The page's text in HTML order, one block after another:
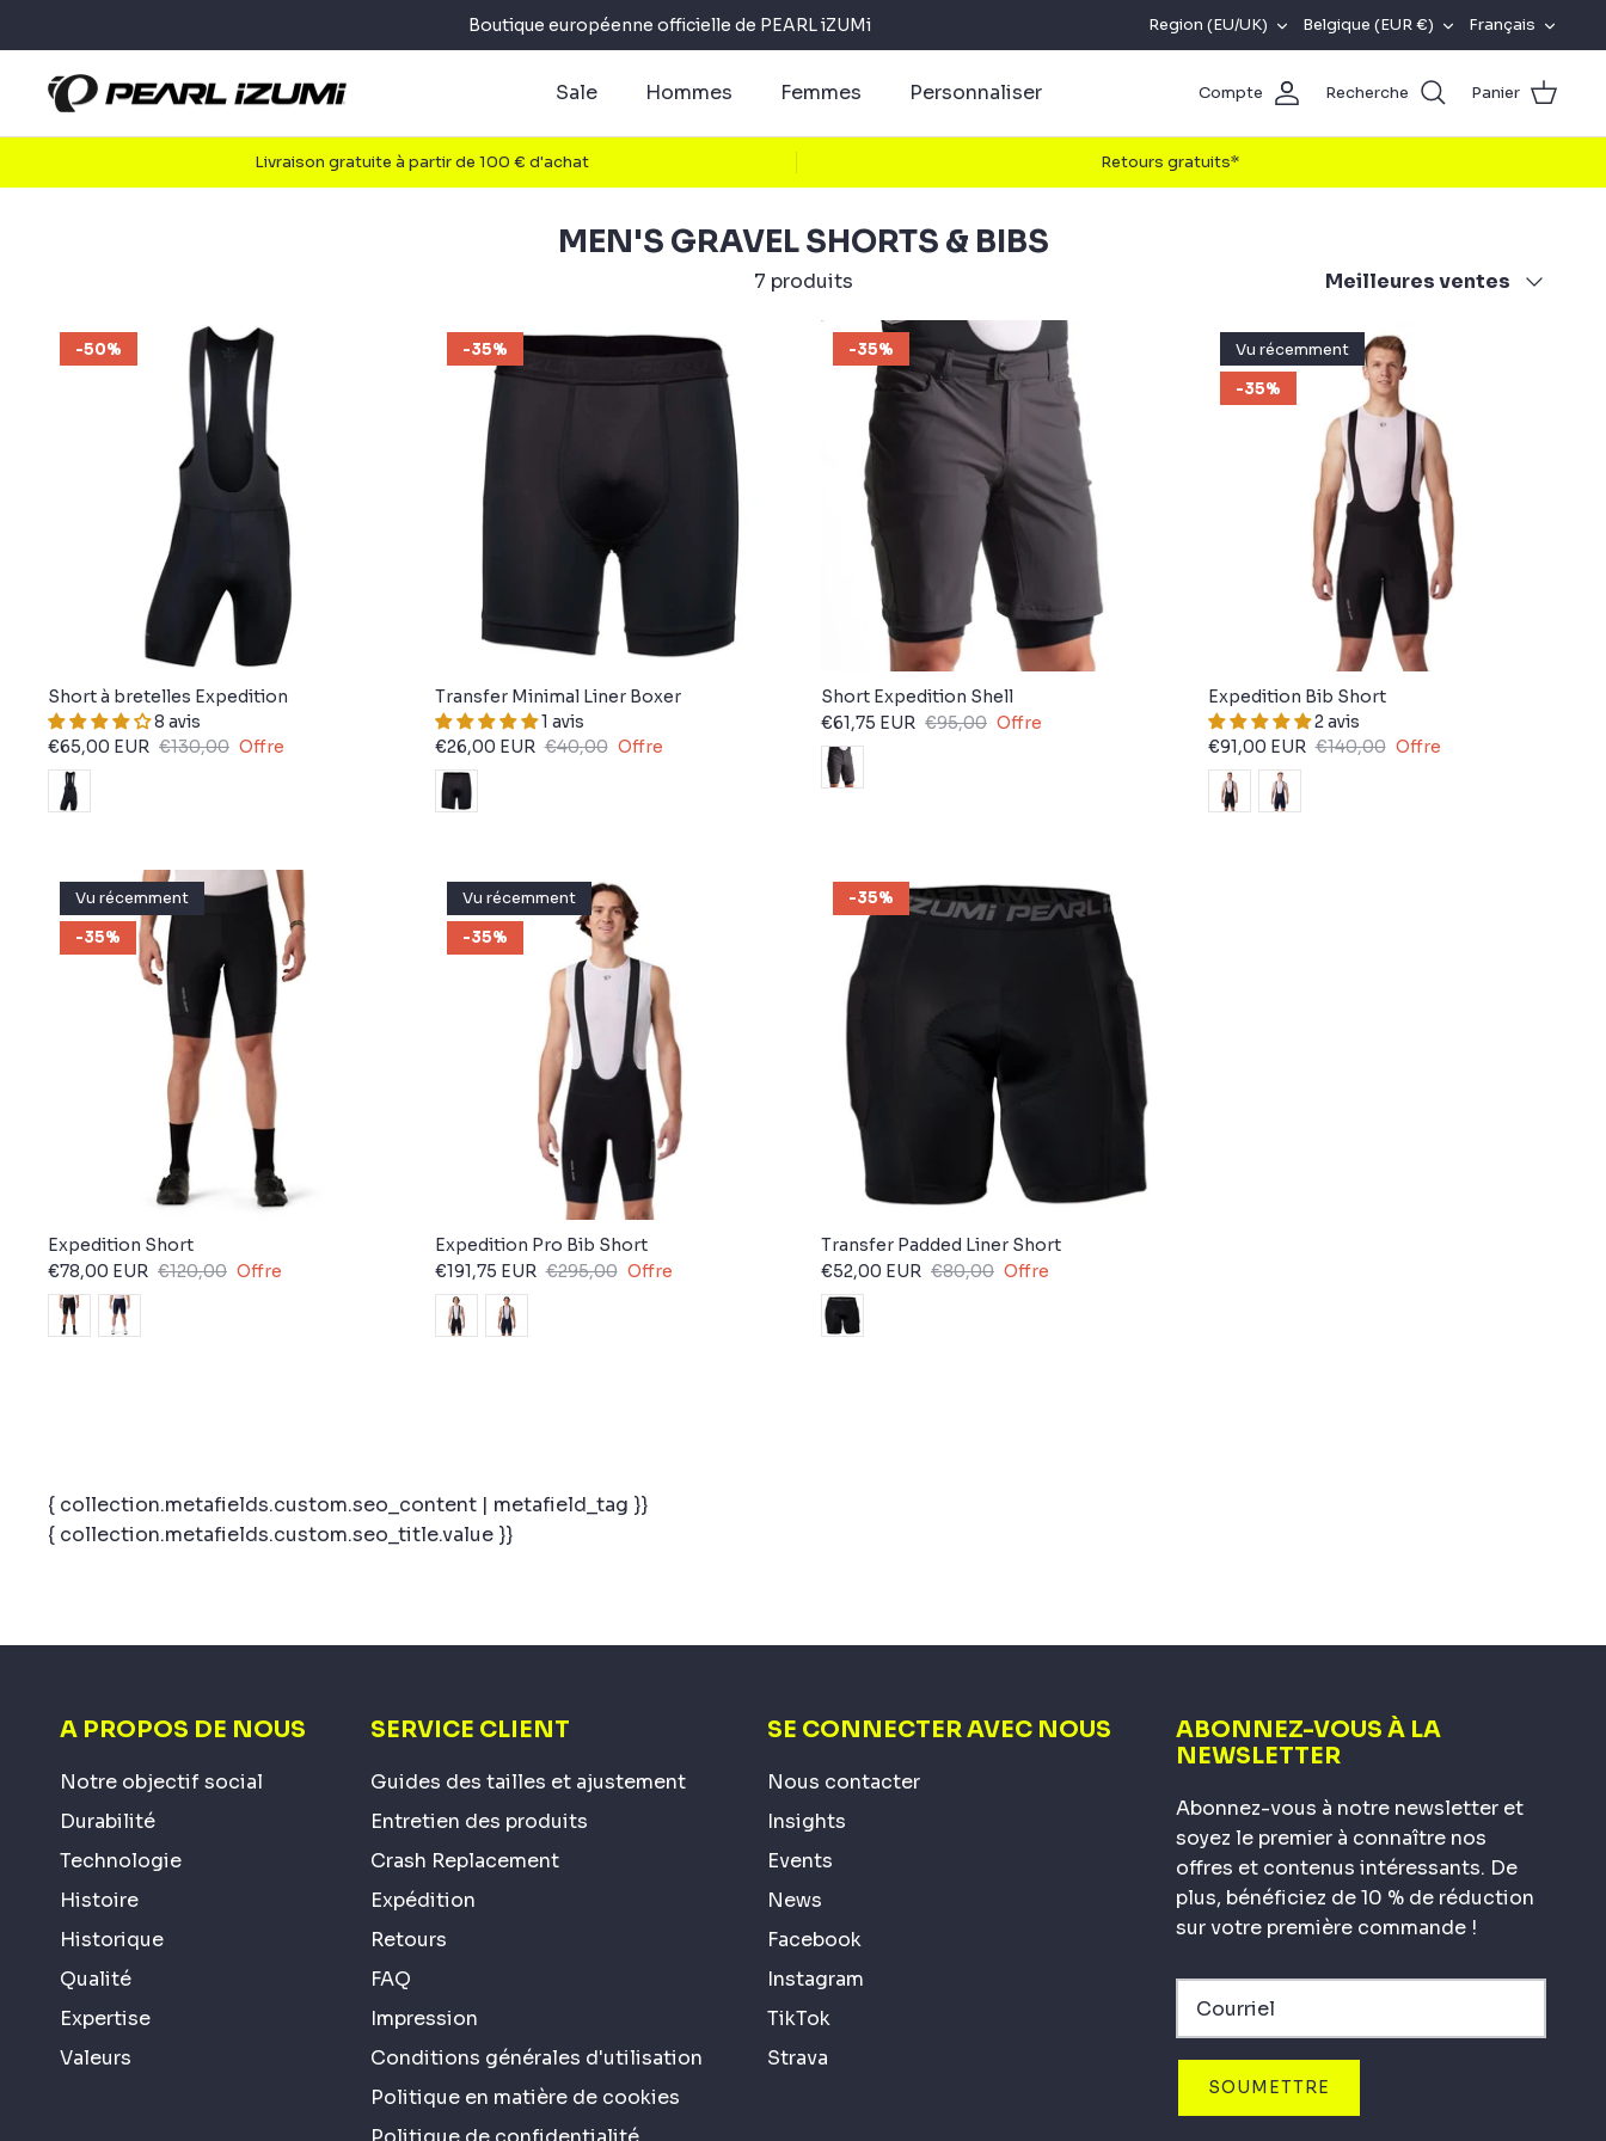
contenu
Boutique européenne officielle de PEARL iZUMi
REGION
(EU/UK)
Region (EU/UK) DEVISE
Belgique (EUR €) Français
Sale Hommes Femmes Personnaliser Compte Recherche Panier
Livraison gratuite à partir de 100 € d'achat Retours gratuits*
MEN'S GRAVEL SHORTS & BIBS
7 produits
Trier
Meilleures ventes
-50%
Short à bretelles Expedition
8 avis
€65,00 EUR €130,00 Offre
-35%
Transfer Minimal Liner Boxer
1 avis
€26,00 EUR €40,00 Offre
-35%
Short Expedition Shell
€61,75 EUR €95,00 Offre
Vu récemment
-35%
Expedition Bib Short
2 avis
€91,00 EUR €140,00 Offre
Vu récemment
-35%
Expedition Short
€78,00 EUR €120,00 Offre
Vu récemment
-35%
Expedition Pro Bib Short
€191,75 EUR €295,00 Offre
-35%
Transfer Padded Liner Short
€52,00 EUR €80,00 Offre
{ collection.metafields.custom.seo_content | metafield_tag }}
{ collection.metafields.custom.seo_title.value }}
A PROPOS DE NOUS
Notre objectif social
Durabilité
Technologie
Histoire
Historique
Qualité
Expertise
Valeurs
SERVICE CLIENT
Guides des tailles et ajustement
Entretien des produits
Crash Replacement
Expédition
Retours
FAQ
Impression
Conditions générales d'utilisation
Politique en matière de cookies
SE CONNECTER AVEC NOUS
Nous contacter
Insights
Events
News
Facebook
Instagram
TikTok
Strava
ABONNEZ-VOUS À LA
NEWSLETTER
Abonnez-vous à notre newsletter et
soyez le premier à connaître nos
offres et contenus intéressants. De
plus, bénéficiez de 10 % de réduction
sur votre première commande !
SOUMETTRE